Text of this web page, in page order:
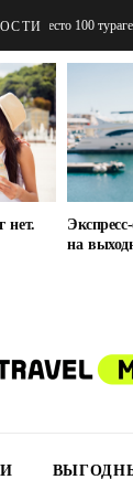
турагентов
нет.
на